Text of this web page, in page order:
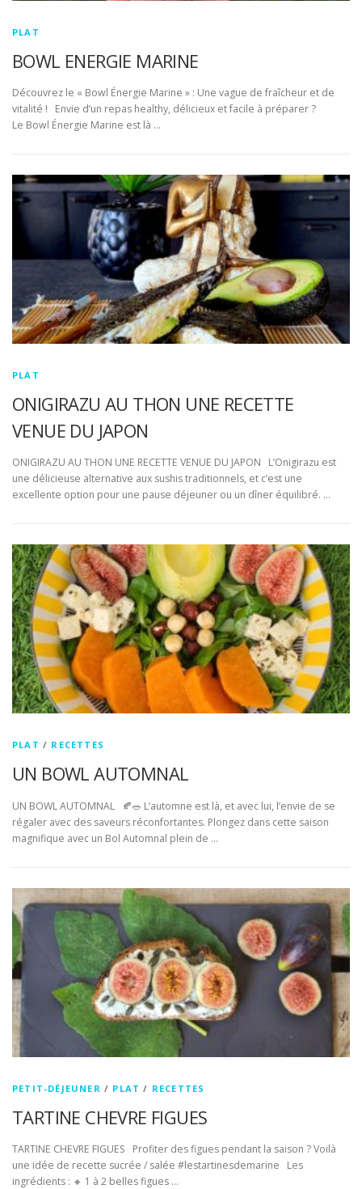
PLAT
BOWL ENERGIE MARINE
Découvrez le « Bowl Énergie Marine » : Une vague de fraîcheur et de
vitalité ! Envie d’un repas healthy, délicieux et facile à préparer ?
Le Bowl Énergie Marine est là …
PLAT
ONIGIRAZU AU THON UNE RECETTE
VENUE DU JAPON
ONIGIRAZU AU THON UNE RECETTE VENUE DU JAPON L’Onigirazu est
une délicieuse alternative aux sushis traditionnels, et c’est une
excellente option pour une pause déjeuner ou un dîner équilibré. …
PLAT / RECETTES
UN BOWL AUTOMNAL
UN BOWL AUTOMNAL 🍂🥗 L’automne est là, et avec lui, l’envie de se
régaler avec des saveurs réconfortantes. Plongez dans cette saison
magnifique avec un Bol Automnal plein de …
PETIT-DÉJEUNER / PLAT / RECETTES
TARTINE CHEVRE FIGUES
TARTINE CHEVRE FIGUES Profiter des figues pendant la saison ? Voilà
une idée de recette sucrée / salée #lestartinesdemarine Les
ingrédients : 🔸️ 1 à 2 belles figues …